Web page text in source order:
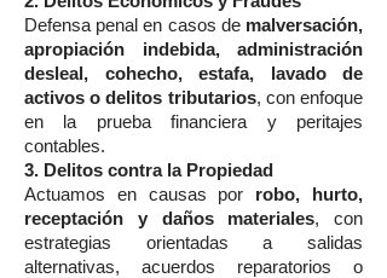
Defensa penal en casos de malversación,
apropiación indebida, administración
desleal, cohecho, estafa, lavado de
activos o delitos tributarios, con enfoque
en la prueba financiera y peritajes
contables.
3. Delitos contra la Propiedad
Actuamos en causas por robo, hurto,
receptación y daños materiales, con
estrategias orientadas a salidas
alternativas, acuerdos reparatorios o